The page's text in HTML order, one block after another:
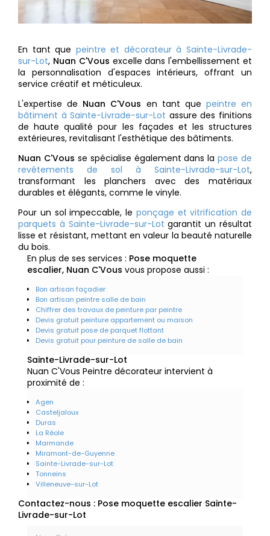
En tant que peintre et décorateur à Sainte-Livrade-
sur-Lot, Nuan C'Vous excelle dans l'embellissement et
la personnalisation d'espaces intérieurs, offrant un
service créatif et méticuleux.
L'expertise de Nuan C'Vous en tant que peintre en
bâtiment à Sainte-Livrade-sur-Lot assure des finitions
de haute qualité pour les façades et les structures
extérieures, revitalisant l'esthétique des bâtiments.
Nuan C'Vous se spécialise également dans lapose de
revêtements de sol à Sainte-Livrade-sur-Lot,
transformant les planchers avec des matériaux
durables et élégants, comme le vinyle.
Pour un sol impeccable, le ponçage et vitrification de
parquets à Sainte-Livrade-sur-Lot garantit un résultat
lisse et résistant, mettant en valeur la beauté naturelle
du bois.
En plus de ses services : Pose moquette
escalier, Nuan C'Vous vous propose aussi :
Bon artisan façadier
Bon artisan peintre salle de bain
Chiffrer des travaux de peinture par peintre
Devis gratuit peinture appartement ou maison
Devis gratuit pose de parquet flottant
Devis gratuit pour peinture de salle de bain
Sainte-Livrade-sur-Lot
Nuan C'Vous Peintre décorateur intervient à
proximité de :
Agen
Casteljaloux
Duras
La Réole
Marmande
Miramont-de-Guyenne
Sainte-Livrade-sur-Lot
Tonneins
Villeneuve-sur-Lot
Contactez-nous : Pose moquette escalier Sainte-
Livrade-sur-Lot